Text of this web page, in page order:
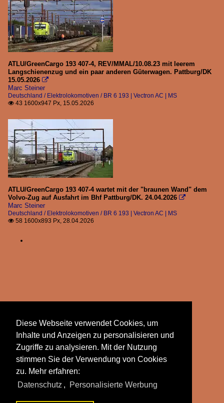
ATLU/GreenCargo 193 407-4, REV/MMAL/10.08.23 mit leerem
Langschienenzug und ein paar anderen Güterwagen. Pattburg/DK
15.05.2026 
Marc Steiner
Deutschland / Elektrolokomotiven / BR 6 193 | Vectron AC | MS
 43 1600x947 Px, 15.05.2026
ATLU/GreenCargo 193 407-4 wartet mit der "braunen Wand" dem
Volvo-Zug auf Ausfahrt im Bhf Pattburg/DK. 24.04.2026 
Marc Steiner
Deutschland / Elektrolokomotiven / BR 6 193 | Vectron AC | MS
 58 1600x893 Px, 28.04.2026
Diese Webseite verwendet Cookies, um
Inhalte und Anzeigen zu personalisieren und
Zugriffe zu analysieren. Mit der Nutzung
stimmen Sie der Verwendung von Cookies
zu. Mehr erfahren:
Datenschutz , Personalisierte Werbung